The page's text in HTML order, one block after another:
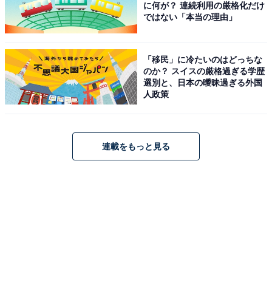
に何が？ 連続利用の厳格化だけ
ではない「本当の理由」
「移民」に冷たいのはどっちな
のか？ スイスの厳格過ぎる学歴
選別と、日本の曖昧過ぎる外国
人政策
連載をもっと見る